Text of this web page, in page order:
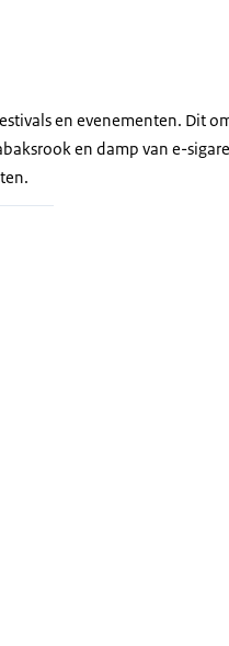
en evenementen. Dit
en damp van e-